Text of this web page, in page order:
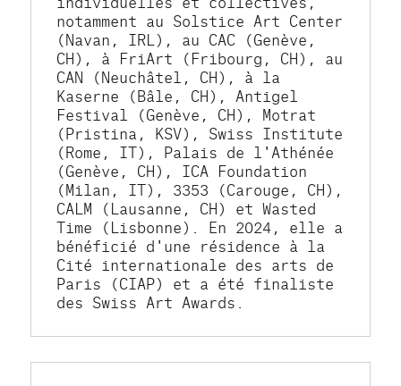
notamment au Solstice Art Center
(Navan, IRL), au CAC (Genève,
CH), à FriArt (Fribourg, CH), au
CAN (Neuchâtel, CH), à la
Kaserne (Bâle, CH), Antigel
Festival (Genève, CH), Motrat
(Pristina, KSV), Swiss Institute
(Rome, IT), Palais de l'Athénée
(Genève, CH), ICA Foundation
(Milan, IT), 3353 (Carouge, CH),
CALM (Lausanne, CH) et Wasted
Time (Lisbonne). En 2024, elle a
bénéficié d'une résidence à la
Cité internationale des arts de
Paris (CIAP) et a été finaliste
des Swiss Art Awards.